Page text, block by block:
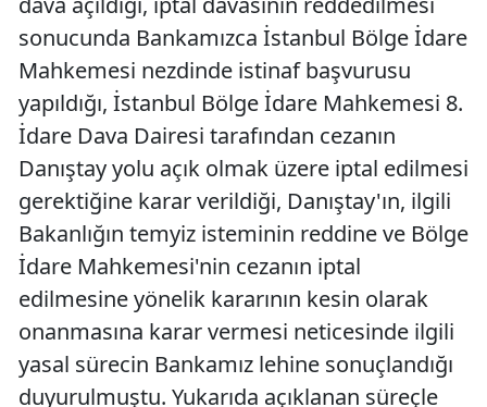
sonucunda Bankamızca İstanbul Bölge İdare
Mahkemesi nezdinde istinaf başvurusu
yapıldığı, İstanbul Bölge İdare Mahkemesi 8.
İdare Dava Dairesi tarafından cezanın
Danıştay yolu açık olmak üzere iptal edilmesi
gerektiğine karar verildiği, Danıştay'ın, ilgili
Bakanlığın temyiz isteminin reddine ve Bölge
İdare Mahkemesi'nin cezanın iptal
edilmesine yönelik kararının kesin olarak
onanmasına karar vermesi neticesinde ilgili
yasal sürecin Bankamız lehine sonuçlandığı
duyurulmuştu. Yukarıda açıklanan süreçle